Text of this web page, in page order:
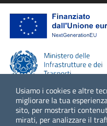
Usiamo i cookies e altre
migliorare la tua
sito, per mostrarti
mirati, per analizzare il